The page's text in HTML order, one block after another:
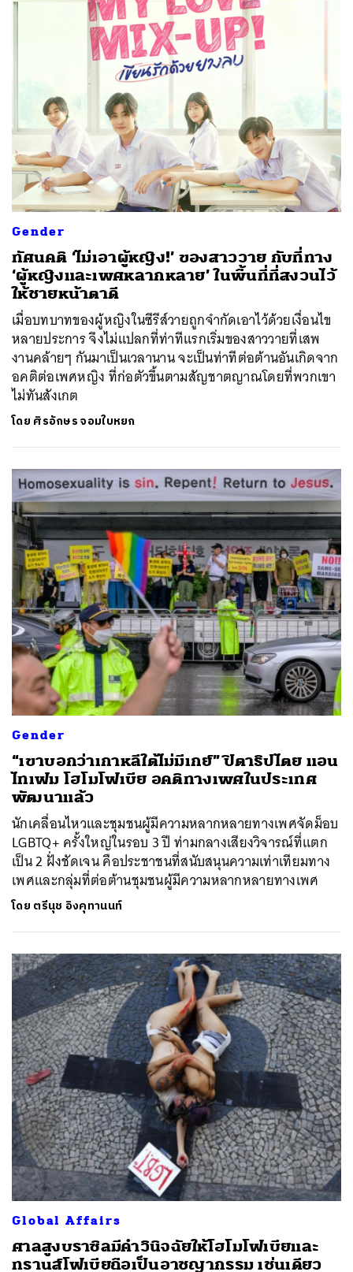
Gender
ทัศนคติ ‘ไม่เอาผู้หญิง!’ ของสาววาย กับที่ทาง
‘ผู้หญิงและเพศหลากหลาย’ ในพื้นที่ที่สงวนไว้
ให้ชายหน้าตาดี
เมื่อบทบาทของผู้หญิงในซีรีส์วายถูกจำกัดเอาไว้ด้วยเงื่อนไข
หลายประการ จึงไม่แปลกที่ท่าทีแรกเริ่มของสาววายที่เสพ
งานคล้ายๆ กันมาเป็นเวลานาน จะเป็นท่าทีต่อต้านอันเกิดจาก
อคติต่อเพศหญิง ที่ก่อตัวขึ้นตามสัญชาตญาณโดยที่พวกเขา
ไม่ทันสังเกต
โดย ศิรอักษร จอมใบหยก
Gender
“เขาบอกว่าเกาหลีใต้ไม่มีเกย์” ปิตาธิปไตย แอน
ไทเฟม โฮโมโฟเบีย อคติทางเพศในประเทศ
พัฒนาแล้ว
นักเคลื่อนไหวและชุมชนผู้มีความหลากหลายทางเพศจัดม็อบ
LGBTQ+ ครั้งใหญ่ในรอบ 3 ปี ท่ามกลางเสียงวิจารณ์ที่แตก
เป็น 2 ฝั่งชัดเจน คือประชาชนที่สนับสนุนความเท่าเทียมทาง
เพศและกลุ่มที่ต่อต้านชุมชนผู้มีความหลากหลายทางเพศ
โดย ตรีนุช อิงคุทานนท์
Global Affairs
ศาลสูงบราซิลมีคำวินิจฉัยให้โฮโมโฟเบียและ
ทรานส์โฟเบียถือเป็นอาชญากรรม เช่นเดียว
ค้นหา
SHARE TWEET LINE EMAIL